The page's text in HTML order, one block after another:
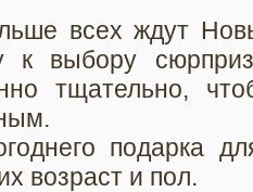
всех ждут
к выбору
тщательно,
подарка
возраст и пол.